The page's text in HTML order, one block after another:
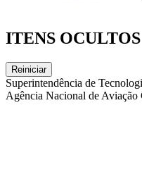
ITENS OCULTOS
Reiniciar
Superintendência de
Agência Nacional de